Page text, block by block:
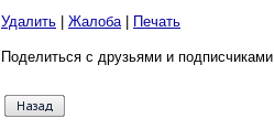
Удалить Жалоба| Печать
Поделиться с друзьями и